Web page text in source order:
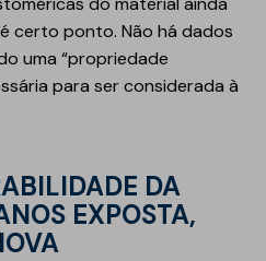
certo ponto. Não há dados
uma “propriedade
para ser considerada à
EXPOSTA,